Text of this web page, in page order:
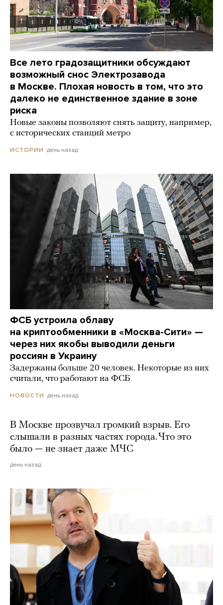
Все лето градозащитники обсуждают
возможный снос Электрозавода
в Москве. Плохая новость в том, что это
далеко не единственное здание в зоне
риска
Новые законы позволяют снять защиту, например,
с исторических станций метро
ИСТОРИИ день назад
ФСБ устроила облаву
на криптообменники в «Москва-Сити» —
через них якобы выводили деньги
россиян в Украину
Задержаны больше 20 человек. Некоторые из них
считали, что работают на ФСБ
НОВОСТИ день назад
В Москве прозвучал громкий взрыв. Его
слышали в разных частях города. Что это
было — не знает даже МЧС
день назад